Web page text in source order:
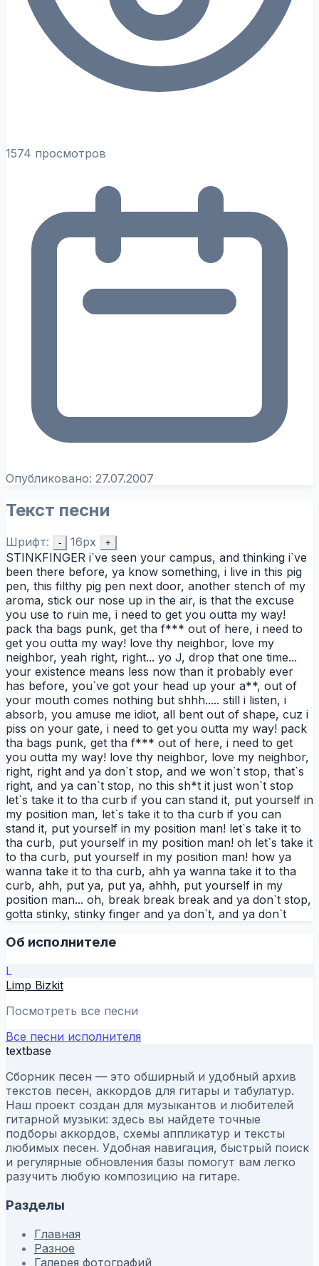
1574 просмотров
Опубликовано: 27.07.2007
Текст песни
Шрифт: - 16px +
STINKFINGER i`ve seen your campus, and thinking i`ve
been there before, ya know something, i live in this pig
pen, this filthy pig pen next door, another stench of my
aroma, stick our nose up in the air, is that the excuse
you use to ruin me, i need to get you outta my way!
pack tha bags punk, get tha f*** out of here, i need to
get you outta my way! love thy neighbor, love my
neighbor, yeah right, right... yo J, drop that one time...
your existence means less now than it probably ever
has before, you`ve got your head up your a**, out of
your mouth comes nothing but shhh..... still i listen, i
absorb, you amuse me idiot, all bent out of shape, cuz i
piss on your gate, i need to get you outta my way! pack
tha bags punk, get tha f*** out of here, i need to get
you outta my way! love thy neighbor, love my neighbor,
right, right and ya don`t stop, and we won`t stop, that`s
right, and ya can`t stop, no this sh*t it just won`t stop
let`s take it to tha curb if you can stand it, put yourself in
my position man, let`s take it to tha curb if you can
stand it, put yourself in my position man! let`s take it to
tha curb, put yourself in my position man! oh let`s take it
to tha curb, put yourself in my position man! how ya
wanna take it to tha curb, ahh ya wanna take it to tha
curb, ahh, put ya, put ya, ahhh, put yourself in my
position man... oh, break break break and ya don`t stop,
gotta stinky, stinky finger and ya don`t, and ya don`t
Об исполнителе
L
Limp Bizkit
Посмотреть все песни
Все песни исполнителя
textbase
Сборник песен — это обширный и удобный архив
текстов песен, аккордов для гитары и табулатур.
Наш проект создан для музыкантов и любителей
гитарной музыки: здесь вы найдете точные
подборы аккордов, схемы аппликатур и тексты
любимых песен. Удобная навигация, быстрый поиск
и регулярные обновления базы помогут вам легко
разучить любую композицию на гитаре.
Разделы
Главная
Разное
Галерея фотографий